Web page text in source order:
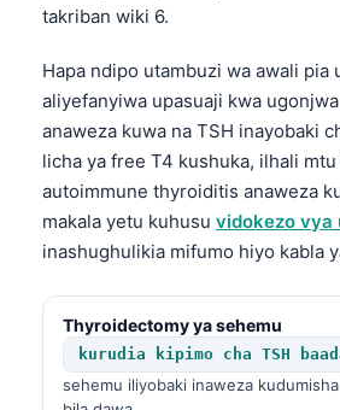
takriban wiki 6.
Hapa ndipo utambuzi wa awali pia
aliyefanyiwa upasuaji kwa
anaweza kuwa na TSH inayobaki
licha ya free T4 kushuka, ilhali
autoimmune thyroiditis anaweza
makala yetu kuhusu vidokezo vya
inashughulikia mifumo hiyo kabla
Thyroidectomy ya sehemu
kurudia kipimo cha TSH
sehemu iliyobaki inaweza